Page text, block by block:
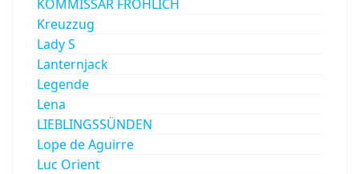
KOMMISSAR FRÖHLICH
Kreuzzug
Lady S
Lanternjack
Legende
Lena
LIEBLINGSSÜNDEN
Lope de Aguirre
Luc Orient